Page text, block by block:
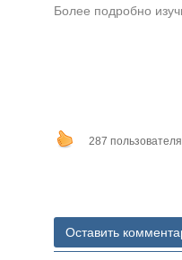
Более подробно
287
Оставить